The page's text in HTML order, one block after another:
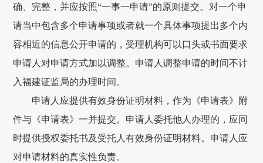
确、完整，并应按照“一事一申请”的原则提交。对一个申
请当中包含多个申请事项或者就一个具体事项提出多个内
容相近的信息公开申请的，受理机构可以口头或书面要求
申请人对申请方式加以调整。申请人调整申请的时间不计
入福建证监局的办理时间。
申请人应提供有效身份证明材料，作为《申请表》附
件与《申请表》一并提交。申请人委托他人办理的，应同
时提供授权委托书及受托人有效身份证明材料。申请人应
对申请材料的真实性负责。